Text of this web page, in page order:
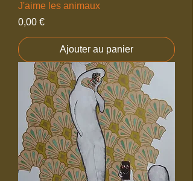
J'aime les animaux
Prix
0,00 €
Ajouter au panier